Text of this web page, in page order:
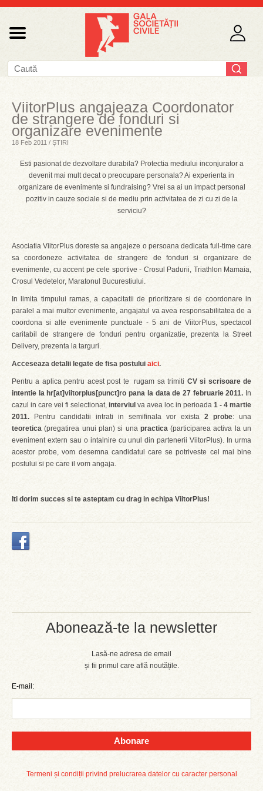
Abonează-te la newsletter
Lasă-ne adresa de email
și fii primul care află noutățile.
E-mail:
Abonare
Termeni și condiții privind prelucrarea datelor cu caracter personal
ViitorPlus angajeaza Coordonator
de strangere de fonduri si
organizare evenimente
18 Feb 2011 / ȘTIRI
Esti pasionat de dezvoltare durabila? Protectia mediului inconjurator a
devenit mai mult decat o preocupare personala? Ai experienta in
organizare de evenimente si fundraising? Vrei sa ai un impact personal
pozitiv in cauze sociale si de mediu prin activitatea de zi cu zi de la
serviciu?
Asociatia ViitorPlus doreste sa angajeze o persoana dedicata full-time care
sa coordoneze activitatea de strangere de fonduri si organizare de
evenimente, cu accent pe cele sportive - Crosul Padurii, Triathlon Mamaia,
Crosul Vedetelor, Maratonul Bucurestiului.
In limita timpului ramas, a capacitatii de prioritizare si de coordonare in
paralel a mai multor evenimente, angajatul va avea responsabilitatea de a
coordona si alte evenimente punctuale - 5 ani de ViitorPlus, spectacol
caritabil de strangere de fonduri pentru organizatie, prezenta la Street
Delivery, prezenta la targuri.
Acceseaza detalii legate de fisa postului aici.
Pentru a aplica pentru acest post te rugam sa trimiti CV si scrisoare de
intentie la hr[at]viitorplus[punct]ropana la data de 27 februarie 2011. In
cazul in care vei fi selectionat, interviul va avea loc in perioada 1 - 4 martie
2011.
Pentru candidatii intrati in semifinala vor exista 2 probe: una
teoretica (pregatirea unui plan) si una practica(participarea activa la un
eveniment extern sau o intalnire cu unul din partenerii ViitorPlus). In urma
acestor probe, vom desemna candidatul care se potriveste cel mai bine
postului si pe care il vom angaja.
Iti dorim succes si te asteptam cu drag in echipa ViitorPlus!